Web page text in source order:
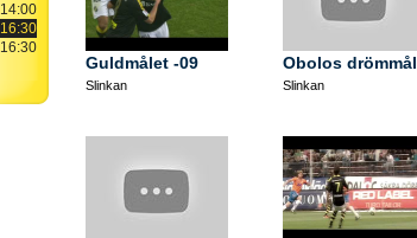
Guldmålet -09
Slinkan
Obolos drömmål
Slinkan
14:00
16:30
16:30